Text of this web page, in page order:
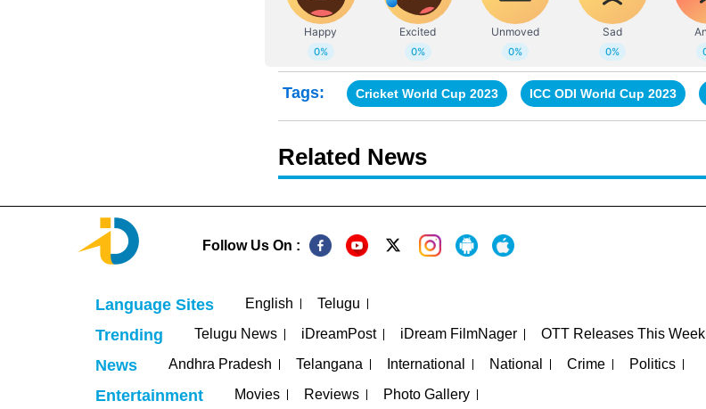
Tags: Cricket World Cup 2023 ICC ODI World Cup 2023
Related News
Follow Us On :
Language Sites English Telugu
Trending Telugu News iDreamPost iDream FilmNager OTT Releases This Week
News Andhra Pradesh Telangana International National Crime Politics
Entertainment Movies Reviews Photo Gallery